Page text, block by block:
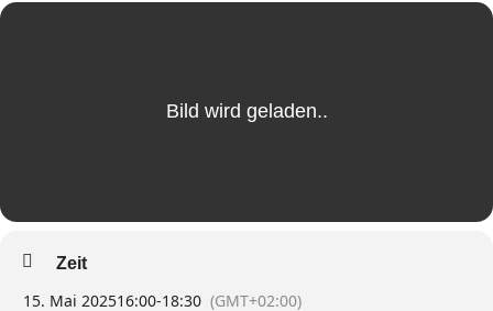
Zeit
15. Mai 202516:00-18:30 (GMT+02:00)